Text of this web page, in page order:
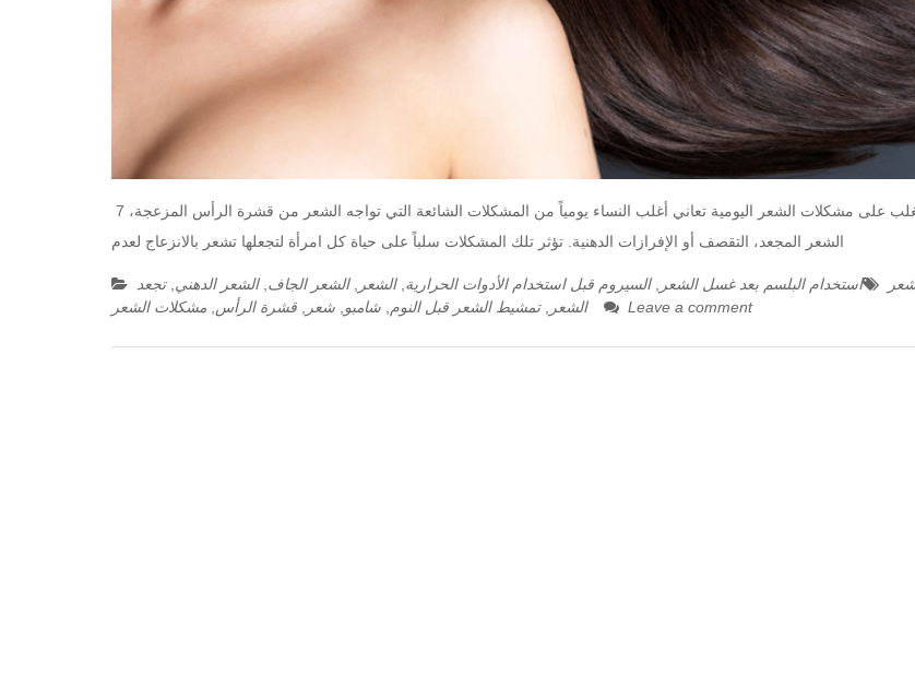
7 نصائح مفيدة للتغلب على مشكلات الشعر اليومية تعاني أغلب النساء يومياً من المشكلات الشائعة التي تواجه الشعر من قشرة الرأس المزعجة،
الشعر المجعد، التقصف أو الإفرازات الدهنية. تؤثر تلك المشكلات سلباً على حياة كل امرأة لتجعلها تشعر بالانزعاج لعدم
استخدام البلسم بعد غسل الشعر ,السيروم قبل استخدام الأدوات الحرارية ,الشعر ,الشعر الجاف ,الشعر الدهني ,تجعد
الشعر
,تمشيط الشعر قبل النوم شامبو شعر قشرة الرأس مشكلات الشعر Leave a comment